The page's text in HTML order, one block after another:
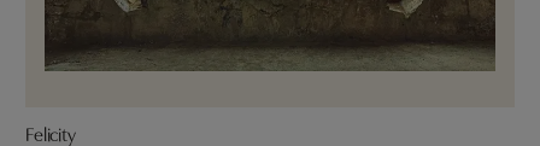
Felicity